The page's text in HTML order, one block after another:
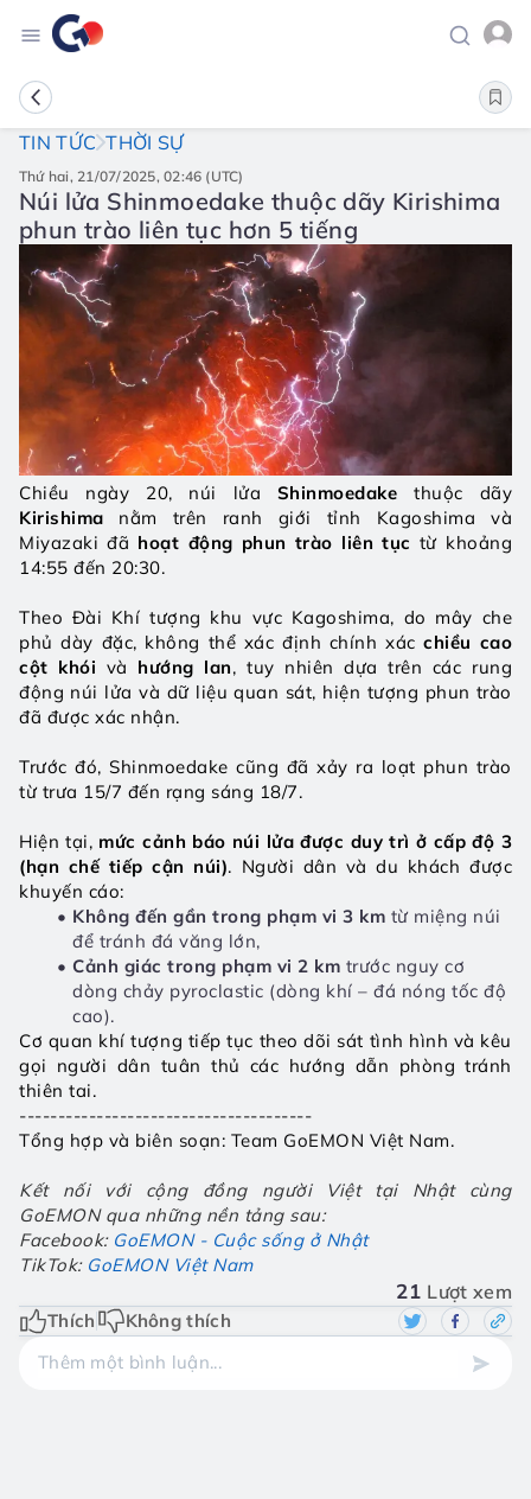
TIN TỨC THỜI SỰ
thứ hai, 21/07/2025, 02:46 (UTC)
Núi lửa Shinmoedake thuộc dãy Kirishima
phun trào liên tục hơn 5 tiếng
Chiều ngày 20, núi lửa Shinmoedake
Kirishima nằm trên ranh giới tỉnh Kagoshima và
Miyazaki đã hoạt động phun trào liên tục từ khoảng
14:55 đến 20:30.
Theo Đài Khí tượng khu vực Kagoshima, do mây che
phủ dày đặc, không thể xác định chính xác chiều cao
cột khói và hướng lan, tuy nhiên dựa trên các rung
động núi lửa và dữ liệu quan sát, hiện tượng phun trào
đã được xác nhận.
Trước đó, Shinmoedake cũng đã xảy ra loạt phun trào
từ trưa 15/7 đến rạng sáng 18/7.
Hiện tại, mức cảnh báo núi lửa được duy trì ở cấp độ 3
(hạn chế tiếp cận núi). Người dân và du khách được
khuyến cáo:
Không đến gần trong phạm vi 3 km từ miệng núi
để tránh đá văng lớn,
Cảnh giác trong phạm vi 2 km trước nguy cơ
dòng chảy pyroclastic (dòng khí – đá nóng tốc độ
cao).
Cơ quan khí tượng tiếp tục theo dõi sát tình hình và kêu
gọi người dân tuân thủ các hướng dẫn phòng tránh
thiên tai.
--------------------------------------
Tổng hợp và biên soạn: Team GoEMON Việt Nam.
Kết nối với cộng đồng người Việt tại Nhật cùng
GoEMON qua những nền tảng sau:
Facebook: GoEMON - Cuộc sống ở Nhật
TikTok: GoEMON Việt Nam
21 Lượt xem
Thích Không thích